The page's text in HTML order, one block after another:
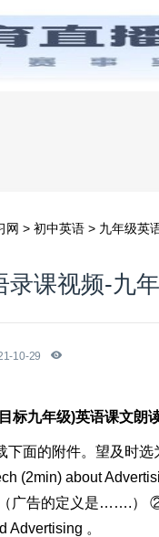
网 > 初中英语 > 九年级英
录课视频-九
10-29
标九年级)英语课文朗
下面的附件。望及时选
(2min) about
广告的定义是…….）
Advertising 。